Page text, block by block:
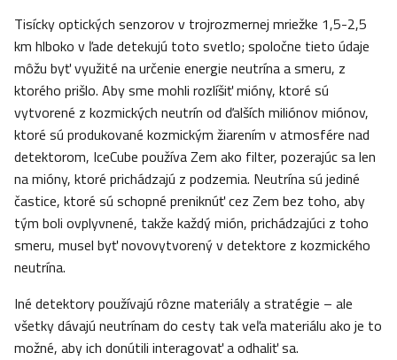
Tisícky optických senzorov v trojrozmernej mriežke 1,5-2,5
km hlboko v ľade detekujú toto svetlo; spoločne tieto údaje
môžu byť využité na určenie energie neutrína a smeru, z
ktorého prišlo. Aby sme mohli rozlíšiť mióny, ktoré sú
vytvorené z kozmických neutrín od ďalších miliónov miónov,
ktoré sú produkované kozmickým žiarením v atmosfére nad
detektorom, IceCube používa Zem ako filter, pozerajúc sa len
na mióny, ktoré prichádzajú z podzemia. Neutrína sú jediné
častice, ktoré sú schopné preniknúť cez Zem bez toho, aby
tým boli ovplyvnené, takže každý mión, prichádzajúci z toho
smeru, musel byť novovytvorený v detektore z kozmického
neutrína.
Iné detektory používajú rôzne materiály a stratégie – ale
všetky dávajú neutrínam do cesty tak veľa materiálu ako je to
možné, aby ich donútili interagovať a odhaliť sa.